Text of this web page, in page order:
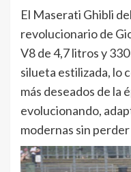
El Maserati Ghibli
revolucionario de
V8 de 4,7 litros y
silueta estilizada, lo
más deseados de la
evolucionando,
modernas sin